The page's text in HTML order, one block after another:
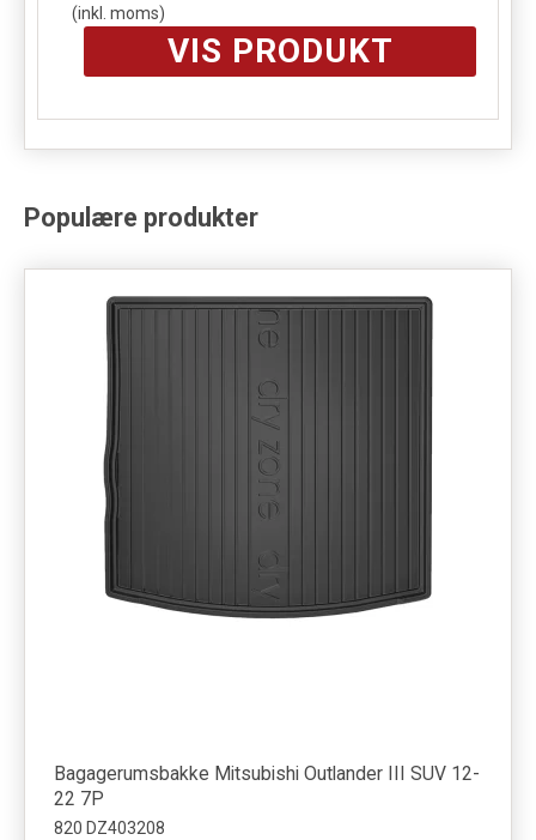
(inkl. moms)
VIS PRODUKT
Populære produkter
Bagagerumsbakke Mitsubishi Outlander III SUV 12-
22 7P
820 DZ403208